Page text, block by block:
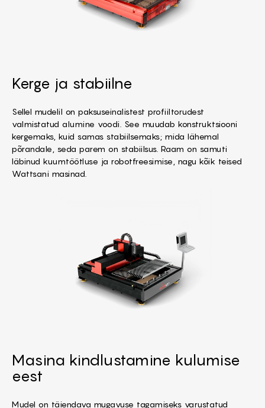
Kerge ja stabiilne
Sellel mudelil on paksuseinalistest profiiltorudest
valmistatud alumine voodi. See muudab konstruktsiooni
kergemaks, kuid samas stabiilsemaks; mida lähemal
põrandale, seda parem on stabiilsus. Raam on samuti
läbinud kuumtöötluse ja robotfreesimise, nagu kõik teised
Wattsani masinad.
Masina kindlustamine kulumise
eest
Mudel on täiendava mugavuse tagamiseks varustatud